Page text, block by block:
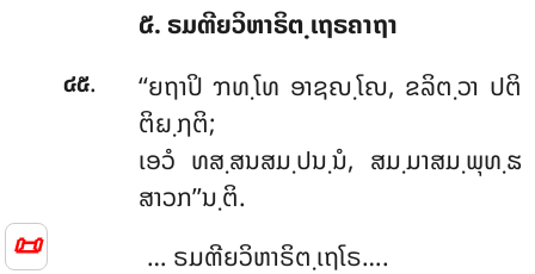
📜
໕. ຣມຓີຍວິຫາຣິຕ຺ເຖຣຄາຖາ
໔໕. ‘‘ຍຖາປິຠທ຺ໂທ ອາຊຎ຺ໂຎ, ຂລິຕ຺ວາ ປຕິ
ຕິຏ຺ຐຕິ;
ເອວໍ ທສ຺ສນສມ຺ປນ຺ນໍ, ສມ຺ມາສມ຺ພຸທ຺ຘ
ສາວກ’’ນ຺ຕິ.
… ຣມຓີຍວິຫາຣິຕ຺ເຖໂຣ….